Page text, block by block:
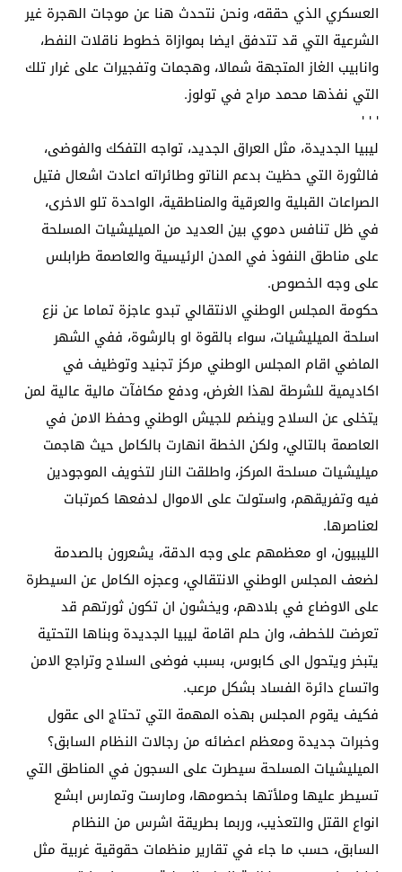
العسكري الذي حققه، ونحن نتحدث هنا عن موجات الهجرة غير
الشرعية التي قد تتدفق ايضا بموازاة خطوط ناقلات النفط،
وانابيب الغاز المتجهة شمالا، وهجمات وتفجيرات على غرار تلك
التي نفذها محمد مراح في تولوز.
' ' '
ليبيا الجديدة، مثل العراق الجديد، تواجه التفكك والفوضى،
فالثورة التي حظيت بدعم الناتو وطائراته اعادت اشعال فتيل
الصراعات القبلية والعرقية والمناطقية، الواحدة تلو الاخرى،
في ظل تنافس دموي بين العديد من الميليشيات المسلحة
على مناطق النفوذ في المدن الرئيسية والعاصمة طرابلس
على وجه الخصوص.
حكومة المجلس الوطني الانتقالي تبدو عاجزة تماما عن نزع
اسلحة الميليشيات، سواء بالقوة او بالرشوة، ففي الشهر
الماضي اقام المجلس الوطني مركز تجنيد وتوظيف في
اكاديمية للشرطة لهذا الغرض، ودفع مكافآت مالية عالية لمن
يتخلى عن السلاح وينضم للجيش الوطني وحفظ الامن في
العاصمة بالتالي، ولكن الخطة انهارت بالكامل حيث هاجمت
ميليشيات مسلحة المركز، واطلقت النار لتخويف الموجودين
فيه وتفريقهم، واستولت على الاموال لدفعها كمرتبات
لعناصرها.
الليبيون، او معظمهم على وجه الدقة، يشعرون بالصدمة
لضعف المجلس الوطني الانتقالي، وعجزه الكامل عن السيطرة
على الاوضاع في بلادهم، ويخشون ان تكون ثورتهم قد
تعرضت للخطف، وان حلم اقامة ليبيا الجديدة وبناها التحتية
يتبخر ويتحول الى كابوس، بسبب فوضى السلاح وتراجع الامن
واتساع دائرة الفساد بشكل مرعب.
فكيف يقوم المجلس بهذه المهمة التي تحتاج الى عقول
وخبرات جديدة ومعظم اعضائه من رجالات النظام السابق؟
الميليشيات المسلحة سيطرت على السجون في المناطق التي
تسيطر عليها وملأتها بخصومها، ومارست وتمارس ابشع
انواع القتل والتعذيب، وربما بطريقة اشرس من النظام
السابق، حسب ما جاء في تقارير منظمات حقوقية غربية مثل